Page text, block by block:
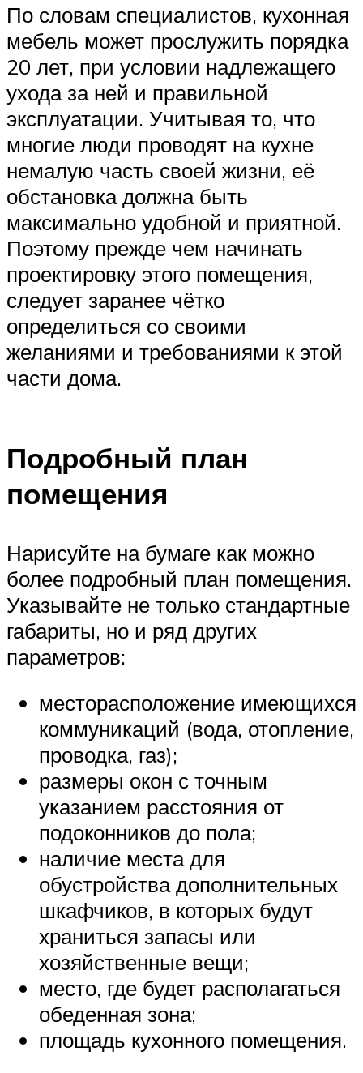
По словам специалистов, кухонная
мебель может прослужить порядка
20 лет, при условии надлежащего
ухода за ней и правильной
эксплуатации. Учитывая то, что
многие люди проводят на кухне
немалую часть своей жизни, её
обстановка должна быть
максимально удобной и приятной.
Поэтому прежде чем начинать
проектировку этого помещения,
следует заранее чётко
определиться со своими
желаниями и требованиями к этой
части дома.
Подробный план
помещения
Нарисуйте на бумаге как можно
более подробный план помещения.
Указывайте не только стандартные
габариты, но и ряд других
параметров:
месторасположение имеющихся
коммуникаций (вода, отопление,
проводка, газ);
размеры окон с точным
указанием расстояния от
подоконников до пола;
наличие места для
обустройства дополнительных
шкафчиков, в которых будут
храниться запасы или
хозяйственные вещи;
место, где будет располагаться
обеденная зона;
площадь кухонного помещения.